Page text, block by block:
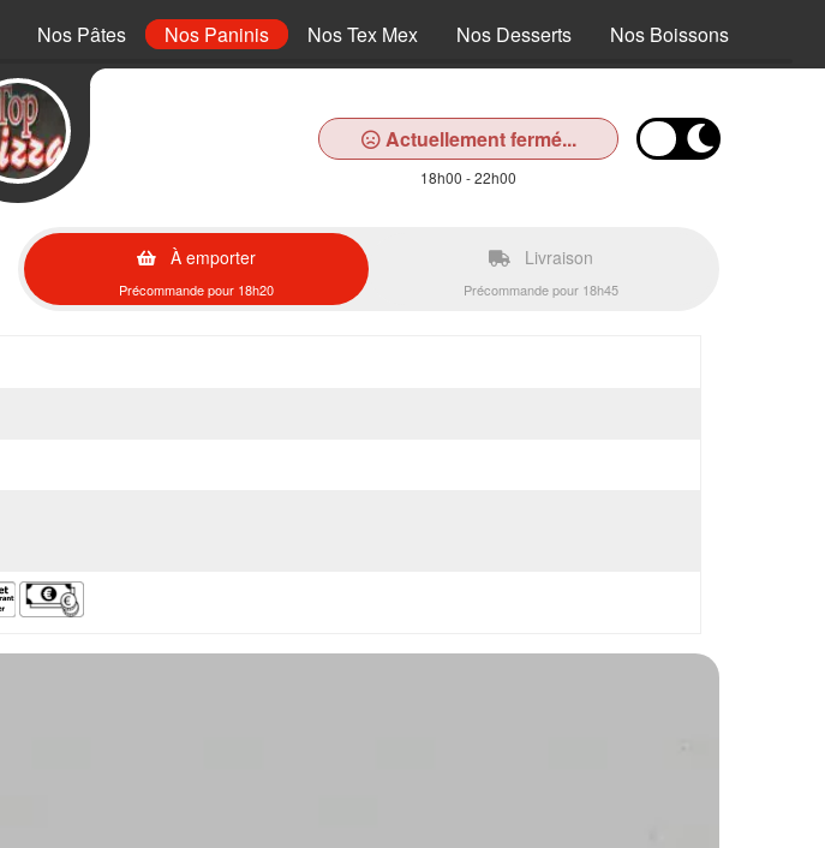
Nos Pâtes Nos Paninis Nos Tex Mex Nos Desserts Nos Boissons
Actuellement fermé...
18h00 - 22h00
À emporter
Précommande pour 18h20
Livraison
Précommande pour 18h45